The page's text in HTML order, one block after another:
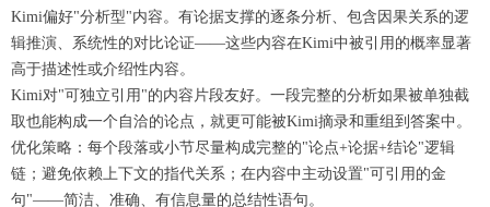
Kimi偏好"分析型"内容。有论据支撑的逐条分析、包含因果关系的逻
辑推演、系统性的对比论证——这些内容在Kimi中被引用的概率显著
高于描述性或介绍性内容。
Kimi对"可独立引用"的内容片段友好。一段完整的分析如果被单独截
取也能构成一个自洽的论点，就更可能被Kimi摘录和重组到答案中。
优化策略：每个段落或小节尽量构成完整的"论点+论据+结论"逻辑
链；避免依赖上下文的指代关系；在内容中主动设置"可引用的金
句"——简洁、准确、有信息量的总结性语句。